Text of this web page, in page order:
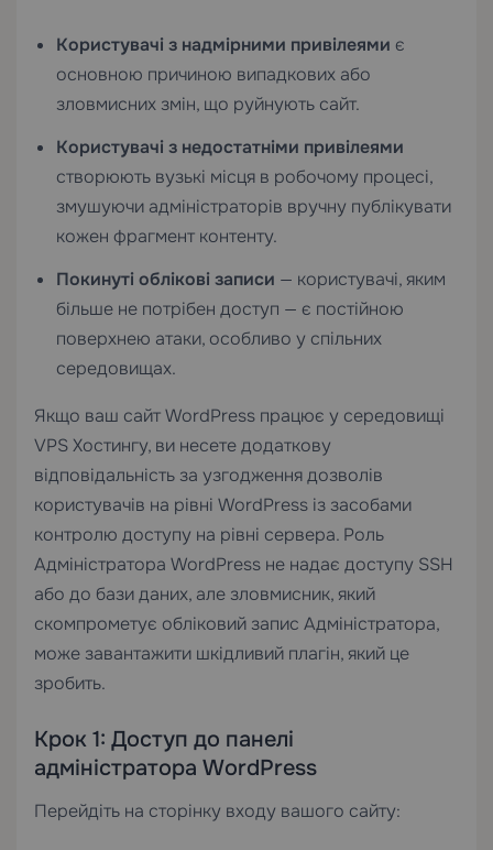
Користувачі з надмірними привілеями є
основною причиною випадкових або
зловмисних змін, що руйнують сайт.
Користувачі з недостатніми привілеями
створюють вузькі місця в робочому процесі,
змушуючи адміністраторів вручну публікувати
кожен фрагмент контенту.
Покинуті облікові записи — користувачі, яким
більше не потрібен доступ — є постійною
поверхнею атаки, особливо у спільних
середовищах.
Якщо ваш сайт WordPress працює у середовищі
VPS Хостингу, ви несете додаткову
відповідальність за узгодження дозволів
користувачів на рівні WordPress із засобами
контролю доступу на рівні сервера. Роль
Адміністратора WordPress не надає доступу SSH
або до бази даних, але зловмисник, який
скомпрометує обліковий запис Адміністратора,
може завантажити шкідливий плагін, який це
зробить.
Крок 1: Доступ до панелі
адміністратора WordPress
Перейдіть на сторінку входу вашого сайту: